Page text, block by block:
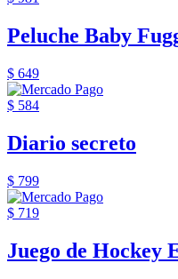
Peluche Baby
$ 649
$ 584
Diario secreto
$ 799
$ 719
Juego de Hockey